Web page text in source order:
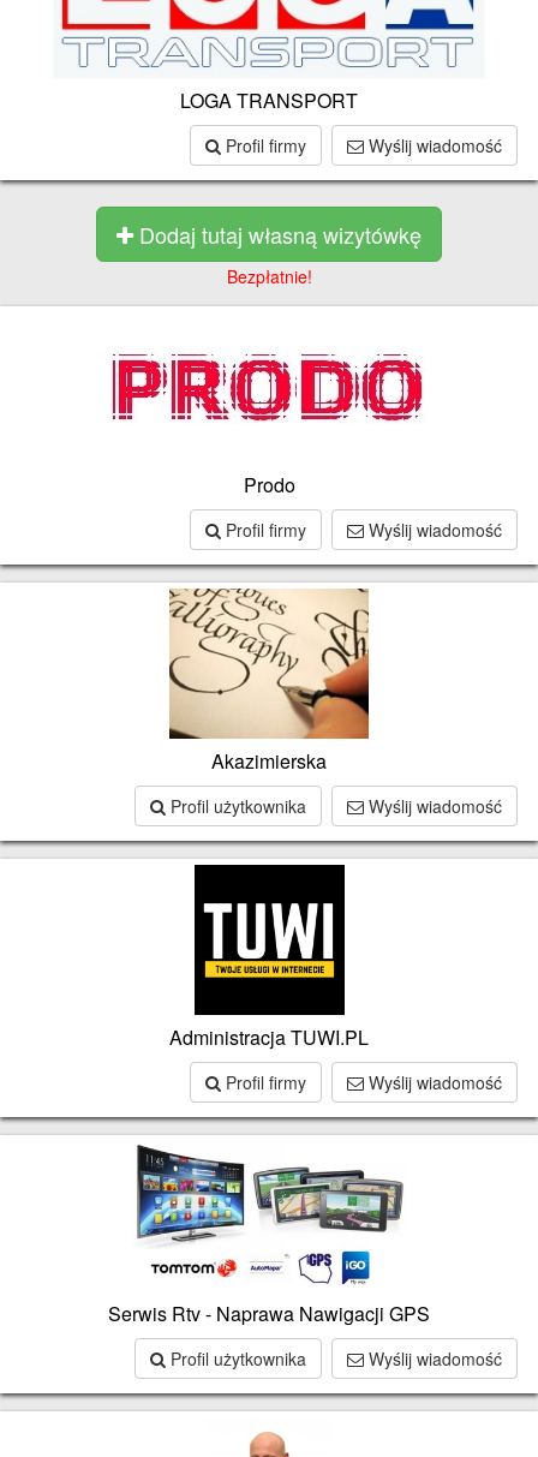
LOGA TRANSPORT
Profil firmy Wyślij wiadomość
Dodaj tutaj własną wizytówkę
Bezpłatnie!
Prodo
Profil firmy Wyślij wiadomość
Akazimierska
Profil użytkownika Wyślij wiadomość
Administracja TUWI.PL
Profil firmy Wyślij wiadomość
Serwis Rtv - Naprawa Nawigacji GPS
Profil użytkownika Wyślij wiadomość